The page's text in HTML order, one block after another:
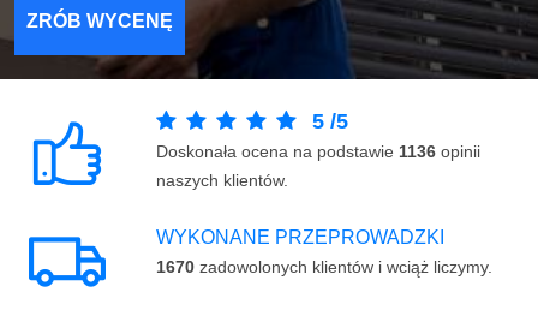
ZRÓB WYCENĘ
5 /5
Doskonała ocena na podstawie 1136 opinii
naszych klientów.
WYKONANE PRZEPROWADZKI
1670 zadowolonych klientów i wciąż liczymy.